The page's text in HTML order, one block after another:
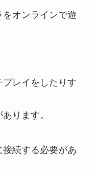
オンラインで遊
レイをしたりす
ります。
続する必要があ